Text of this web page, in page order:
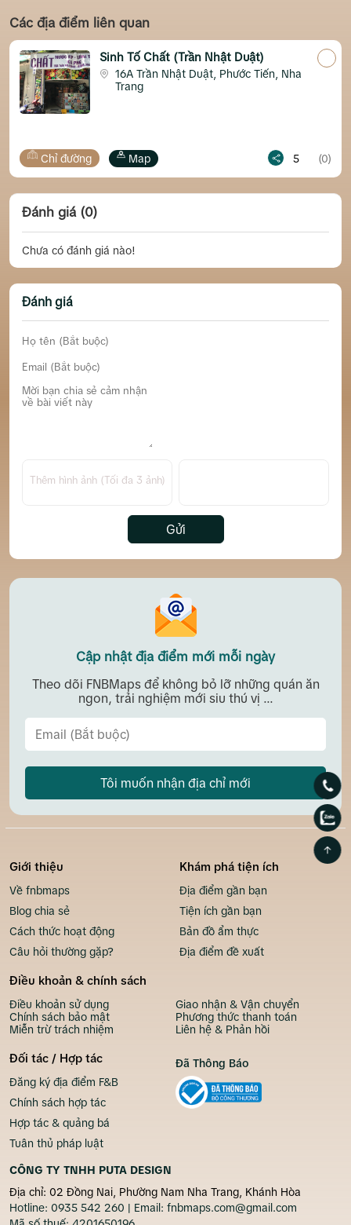
Các địa điểm liên quan
Sinh Tố Chất (Trần Nhật Duật)
16A Trần Nhật Duật, Phước Tiến, Nha
Trang
Map Chỉ
Đánh giá (0)
Chưa có đánh giá nào!
Đánh giá
Thêm hình ảnh (Tối đa 3 ảnh)
Gửi
Cập nhật địa điểm mới mỗi ngày
Theo dõi FNBMaps để không bỏ lỡ những quán ăn
ngon, trải nghiệm mới siu thú vị ...
Tôi muốn nhận địa chỉ mới
Giới thiệu
Về fnbmaps
Blog chia sẻ
Cách thức hoạt động
Câu hỏi thường gặp?
Khám phá tiện ích
Địa điểm gần bạn
Tiện ích gần bạn
Bản đồ ẩm thực
Địa điểm đề xuất
Điều khoản & chính sách
Điều khoản sử dụng
Chính sách bảo mật
Miễn trừ trách nhiệm
Giao nhận & Vận chuyển
Phương thức thanh toán
Liên hệ & Phản hồi
Đối tác / Hợp tác
Đăng ký địa điểm F&B
Chính sách hợp tác
Hợp tác & quảng bá
Tuân thủ pháp luật
CÔNG TY TNHH PUTA DESIGN
Địa chỉ: 02 Đồng Nai, Phường Nam Nha Trang, Khánh Hòa
Hotline: 0935 542 260 | Email: fnbmaps.com@gmail.com
Đã Thông Báo